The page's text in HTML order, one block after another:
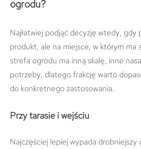
ogrodu?
Najłatwiej podjąć decyzję wtedy, gdy
produkt, ale na miejsce, w którym ma
strefa ogrodu ma inną skalę, inne
potrzeby, dlatego frakcję warto
do konkretnego zastosowania.
Przy tarasie i wejściu
Najczęściej lepiej wypada drobniejszy